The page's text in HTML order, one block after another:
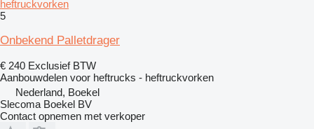
heftruckvorken
5
Onbekend Palletdrager
€ 240 Exclusief BTW
Aanbouwdelen voor heftrucks - heftruckvorken
Nederland, Boekel
Slecoma Boekel BV
Contact opnemen met verkoper